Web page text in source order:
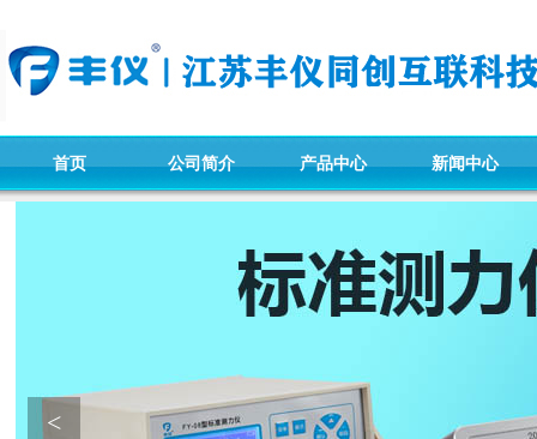
首页 公司简介 产品中心 新闻中心
<